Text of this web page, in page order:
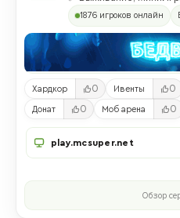
1876 игроков онлайн
Хардкор 0 Ивенты 0
Донат 0 Моб арена 0
play.mcsuper.net
Обзор